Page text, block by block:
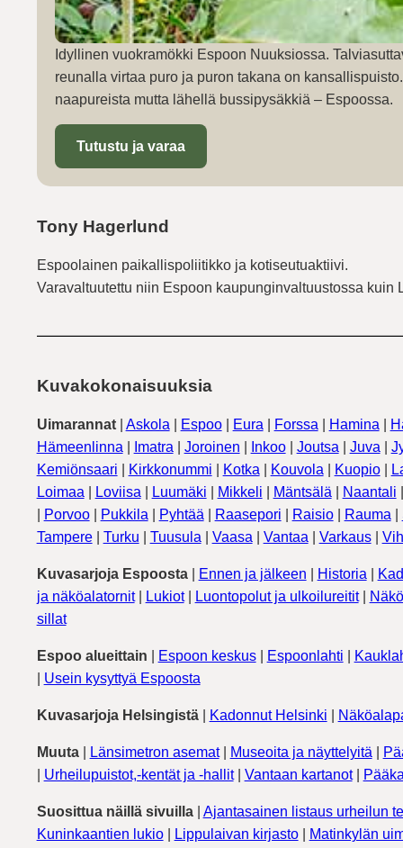
Idyllinen vuokramökki Espoon Nuuksiossa.
reunalla virtaa puro ja puron takana on
naapureista mutta lähellä bussipysäkkiä – Espoossa.
Tutustu ja varaa
Tony Hagerlund
Espoolainen paikallispoliitikko ja kotiseutuaktiivi.
Varavaltuutettu niin Espoon kaupunginvaltuustossa
Kuvakokonaisuuksia
Uimarannat| Askola Espoo| Eura Forssa Hamina
Hämeenlinna
Imatra Joroinen Inkoo| Joutsa Juva
Kemiönsaari
Kirkkonummi Kotka Kouvola Kuopio|
Loimaa
Loviisa Luumäki Mikkeli Mäntsälä Naantali
Porvoo| Pukkila Pyhtää Raasepori Raisio| Rauma
Tampere| Turku Tuusula Vaasa Vantaa Varkaus|
Kuvasarjoja Espoosta| Ennen ja jälkeen Historia
ja näköalatornit| Lukiot| Luontopolut ja ulkoilureitit|
sillat
Espoo alueittain Espoon keskus| Espoonlahti
Usein kysyttyä Espoosta
Kuvasarjoja Helsingistä| Kadonnut Helsinki
Muuta| Länsimetron asemat| Museoita ja näyttelyitä
Urheilupuistot,-kentät ja -hallit| Vantaan kartanot|
Suosittua näillä sivuilla| Ajantasainen listaus urheilun
Kuninkaantien lukio| Lippulaivan kirjasto| Matinkylän